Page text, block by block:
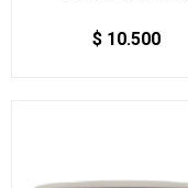
$ 10.500